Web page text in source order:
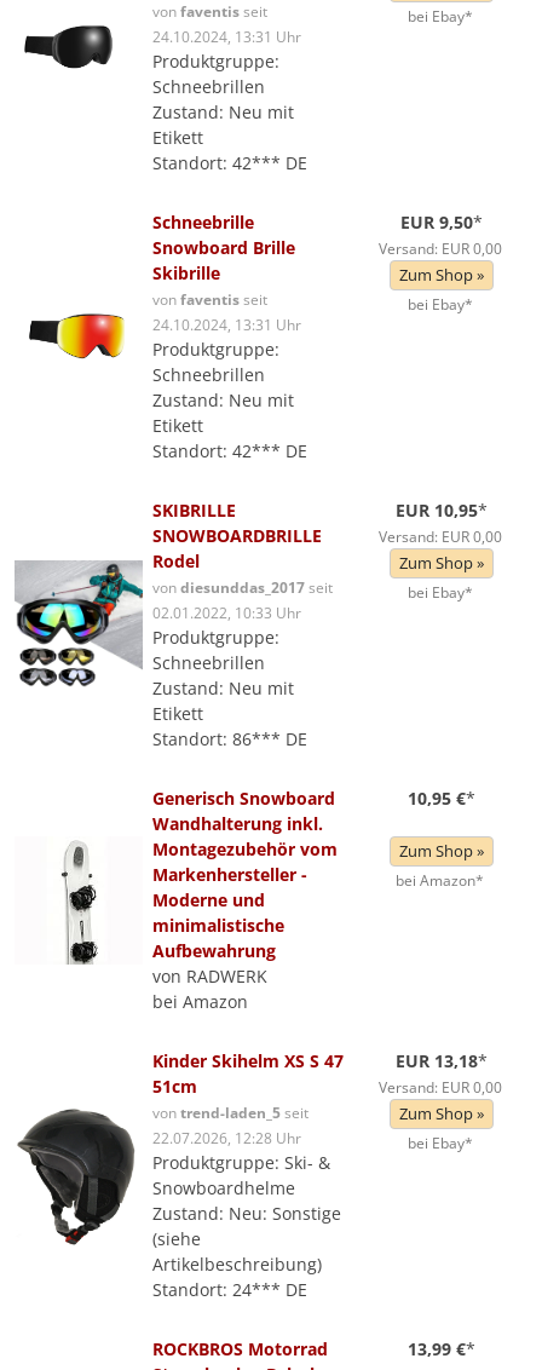
vonfaventisseit
24.10.2024, 13:31 Uhr
Produktgruppe:
Schneebrillen
Zustand: Neu mit
Etikett
Standort: 42*** DE
bei Ebay*
Schneebrille
Snowboard Brille
Skibrille
vonfaventisseit
24.10.2024, 13:31 Uhr
Produktgruppe:
Schneebrillen
Zustand: Neu mit
Etikett
Standort: 42*** DE
EUR 9,50*
Versand: EUR 0,00
Zum Shop »
bei Ebay*
SKIBRILLE
SNOWBOARDBRILLE
Rodel
vondiesunddas_2017seit
02.01.2022, 10:33 Uhr
Produktgruppe:
Schneebrillen
Zustand: Neu mit
Etikett
Standort: 86*** DE
EUR 10,95*
Versand: EUR 0,00
Zum Shop »
bei Ebay*
Generisch Snowboard
Wandhalterung inkl.
Montagezubehör vom
Markenhersteller -
Moderne und
minimalistische
Aufbewahrung
von RADWERK
bei Amazon
10,95 €*
Zum Shop »
bei Amazon*
Kinder Skihelm XS S 47
51cm
vontrend-laden_5seit
22.07.2026, 12:28 Uhr
Produktgruppe: Ski- &
Snowboardhelme
Zustand: Neu: Sonstige
(siehe
Artikelbeschreibung)
Standort: 24*** DE
EUR 13,18*
Versand: EUR 0,00
Zum Shop »
bei Ebay*
ROCKBROS Motorrad
13,99 €*